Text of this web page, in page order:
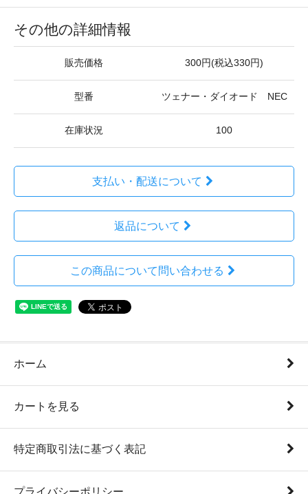
その他の詳細情報
販売価格 300円(税込330円)
型番 ツェナー・ダイオード NEC
在庫状況 100
支払い・配送について
返品について
この商品について問い合わせる
ホーム
カートを見る
特定商取引法に基づく表記
プライバシーポリシー